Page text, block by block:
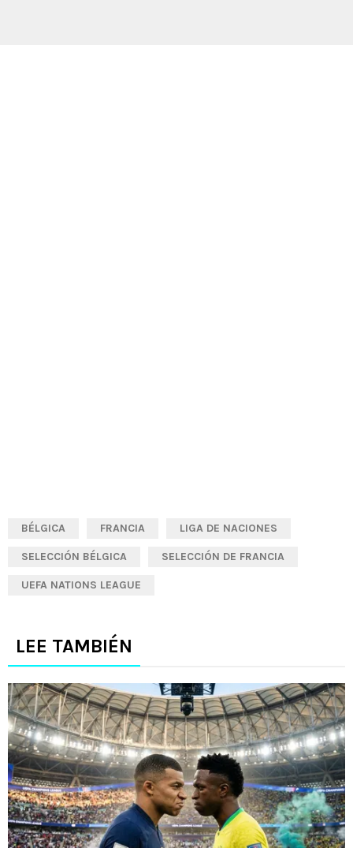
BÉLGICA FRANCIA LIGA DE NACIONES
SELECCIÓN BÉLGICA SELECCIÓN DE FRANCIA
UEFA NATIONS LEAGUE
LEE TAMBIÉN